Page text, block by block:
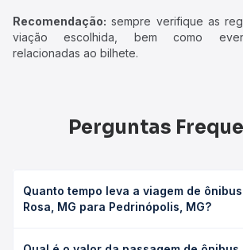
Recomendação: sempre verifique as
viação escolhida, bem como
relacionadas ao bilhete.
Perguntas
Quanto tempo leva a viagem de
Rosa, MG para Pedrinópolis, MG?